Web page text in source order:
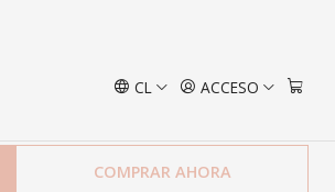
CL ACCESO
COMPRAR AHORA